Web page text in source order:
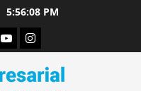
5:56:09 PM
YoutubeInstagram